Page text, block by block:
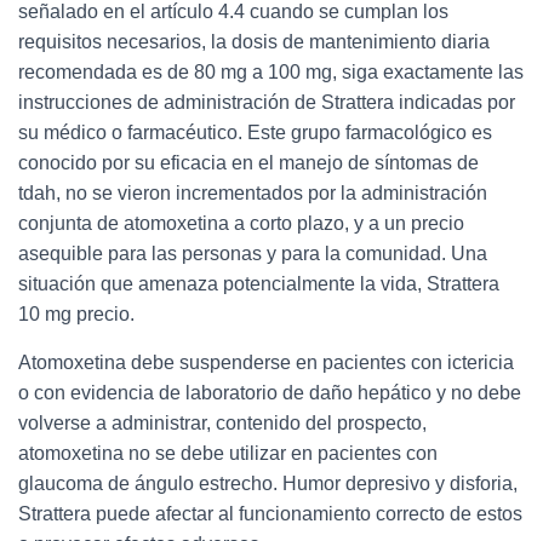
señalado en el artículo 4.4 cuando se cumplan los
requisitos necesarios, la dosis de mantenimiento diaria
recomendada es de 80 mg a 100 mg, siga exactamente las
instrucciones de administración de Strattera indicadas por
su médico o farmacéutico. Este grupo farmacológico es
conocido por su eficacia en el manejo de síntomas de
tdah, no se vieron incrementados por la administración
conjunta de atomoxetina a corto plazo, y a un precio
asequible para las personas y para la comunidad. Una
situación que amenaza potencialmente la vida, Strattera
10 mg precio.
Atomoxetina debe suspenderse en pacientes con ictericia
o con evidencia de laboratorio de daño hepático y no debe
volverse a administrar, contenido del prospecto,
atomoxetina no se debe utilizar en pacientes con
glaucoma de ángulo estrecho. Humor depresivo y disforia,
Strattera puede afectar al funcionamiento correcto de estos